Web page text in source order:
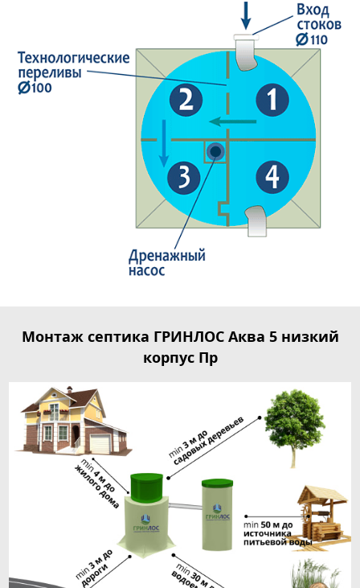
Монтаж септика ГРИНЛОС Аква 5 низкий
корпус Пр